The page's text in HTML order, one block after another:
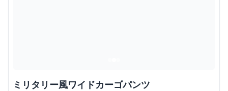
ミリタリー風ワイドカーゴパンツ